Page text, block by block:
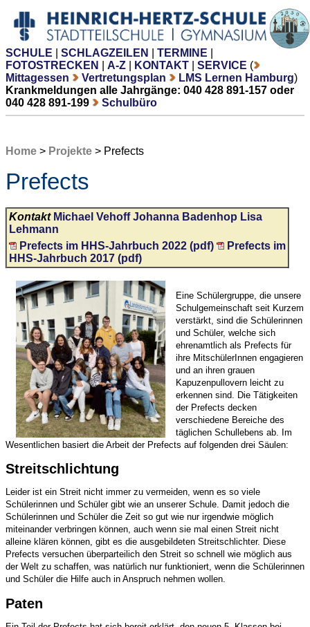
SCHULE SCHLAGZEILEN TERMINE
FOTOSTRECKEN
A-Z KONTAKT SERVICE (
Mittagessen
Vertretungsplan LMS Lernen Hamburg)
Krankmeldungen alle Jahrgänge: 040 428 891-157 oder
040 428 891-199
Schulbüro
Home > Projekte > Prefects
Prefects
Kontakt Michael Vehoff Johanna Badenhop Lisa
Lehmann
Prefects im HHS-Jahrbuch 2022 (pdf)
Prefects im
HHS-Jahrbuch 2017 (pdf)
Eine Schülergruppe, die unsere
Schulgemeinschaft seit Kurzem
verstärkt, sind die Schülerinnen
und Schüler, welche sich
ehrenamtlich als Prefects für
ihre MitschülerInnen engagieren
und an ihren grauen
Kapuzenpullovern leicht zu
erkennen sind. Die Tätigkeiten
der Prefects decken
verschiedene Bereiche des
täglichen Schullebens ab. Im
Wesentlichen basiert die Arbeit der Prefects auf folgenden drei Säulen:
Streitschlichtung
Leider ist ein Streit nicht immer zu vermeiden, wenn es so viele
Schülerinnen und Schüler gibt wie an unserer Schule. Damit jedoch die
Schülerinnen und Schüler die Zeit so gut wie nur irgendwie möglich
miteinander verbringen können, auch wenn sie mal einen Streit nicht
alleine klären können, gibt es die ausgebildeten Streitschlichter. Diese
Prefects versuchen überparteilich den Streit so schnell wie möglich aus
der Welt zu schaffen, was natürlich nur funktioniert, wenn die Schülerinnen
und Schüler die Hilfe auch in Anspruch nehmen wollen.
Paten